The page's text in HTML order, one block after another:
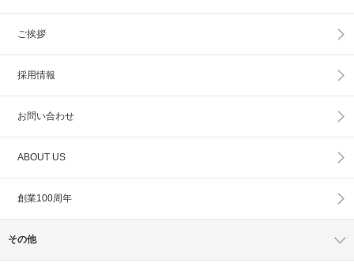
ご挨拶
採用情報
お問い合わせ
ABOUT US
創業100周年
その他